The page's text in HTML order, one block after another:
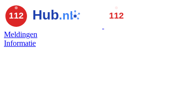
Meldingen
Informatie